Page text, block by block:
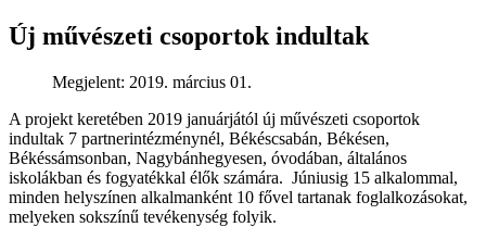
Új művészeti csoportok indultak
Megjelent: 2019. március 01.
A projekt keretében 2019 januárjától új művészeti csoportok
indultak 7 partnerintézménynél, Békéscsabán, Békésen,
Békéssámsonban, Nagybánhegyesen, óvodában, általános
iskolákban és fogyatékkal élők számára. Júniusig 15 alkalommal,
minden helyszínen alkalmanként 10 fővel tartanak foglalkozásokat,
melyeken sokszínű tevékenység folyik.